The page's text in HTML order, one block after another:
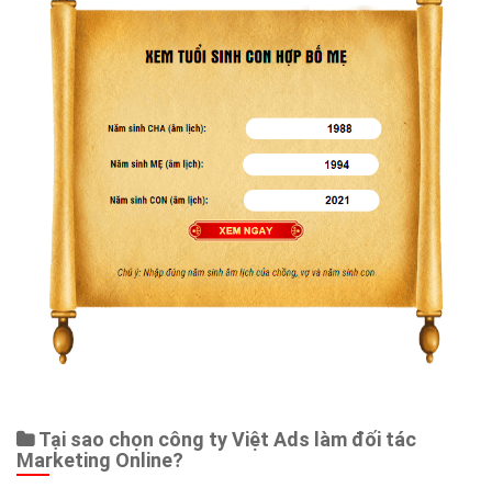
Tại sao chọn công ty Việt Ads làm đối tác
Marketing Online?